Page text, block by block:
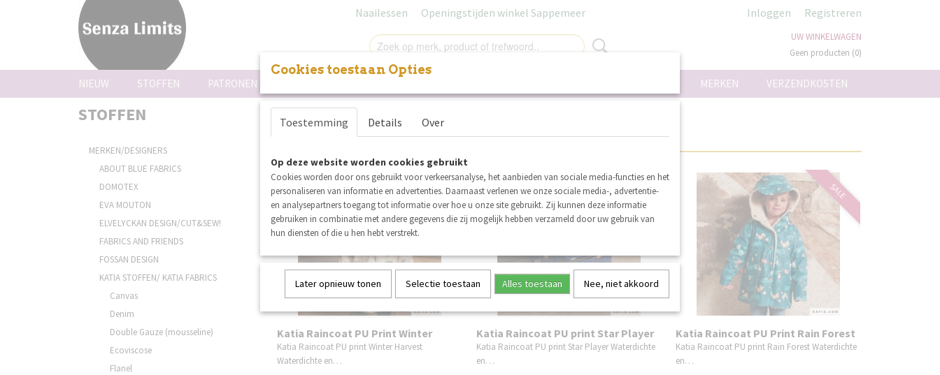
Naailessen Openingstijden winkel Sappemeer Inloggen Registreren
UW WINKELWAGEN
Geen producten (0)
VERZENDKOSTEN
MERKEN
NIEUW STOFFEN PATRONEN
STOFFEN
MERKEN/DESIGNERS
ABOUT BLUE FABRICS
DOMOTEX
EVA MOUTON
ELVELYCKAN DESIGN/CUT&SEW!
FABRICS AND FRIENDS
FOSSAN DESIGN
KATIA STOFFEN/ KATIA FABRICS
Canvas
Denim
Double Gauze (mousseline)
Ecoviscose
Flanel
Sorteer op:
SALE
Katia Raincoat PU Print Winter
Harvest
Katia Raincoat PU print Winter Harvest
Waterdichte en…
SALE
Katia Raincoat PU print Star Player
(ruimte)
Katia Raincoat PU print Star Player Waterdichte
en…
SALE
Katia Raincoat PU Print Rain Forest
Katia Raincoat PU print Rain Forest Waterdichte
en…
Cookies toestaan Opties
Toestemming Details Over
Op deze website worden cookies gebruikt
Cookies worden door ons gebruikt voor verkeersanalyse, het aanbieden van sociale media-functies en het
personaliseren van informatie en advertenties. Daarnaast verlenen we onze sociale media-, advertentie-
en analysepartners toegang tot informatie over hoe u onze site gebruikt. Zij kunnen deze informatie
gebruiken in combinatie met andere gegevens die zij mogelijk hebben verzameld door uw gebruik van
hun diensten of die u hen hebt verstrekt.
Later opnieuw tonen Selectie toestaan Alles toestaan Nee, niet akkoord